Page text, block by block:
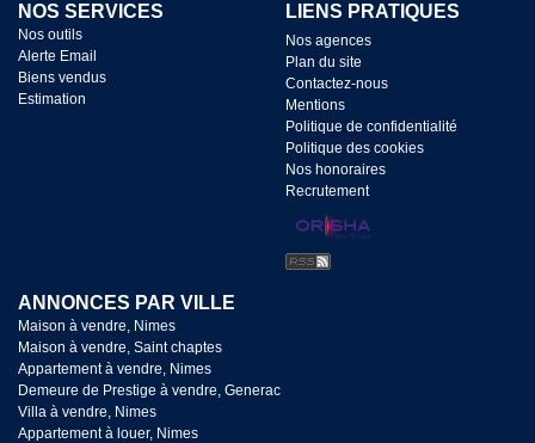
NOS SERVICES
Nos outils
Alerte Email
Biens vendus
Estimation
LIENS PRATIQUES
Nos agences
Plan du site
Contactez-nous
Mentions
Politique de confidentialité
Politique des cookies
Nos honoraires
Recrutement
ANNONCES PAR VILLE
Maison à vendre, Nimes
Maison à vendre, Saint chaptes
Appartement à vendre, Nimes
Demeure de Prestige à vendre, Generac
Villa à vendre, Nimes
Appartement à louer, Nimes